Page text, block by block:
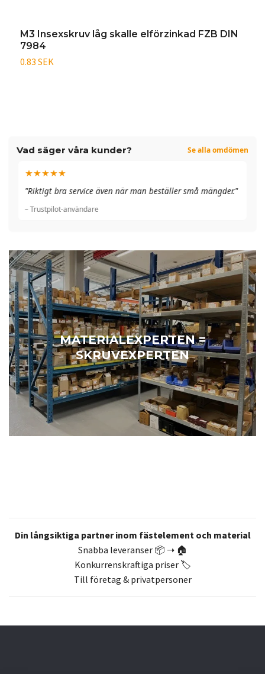
Vad säger våra kunder? Se alla omdömen
★★★★★
"Riktigt bra service även när man beställer små mängder."
– Trustpilot-användare
MATERIALEXPERTEN =
SKRUVEXPERTEN
Din långsiktiga partner inom fästelement och material
Snabba leveranser 📦 ➝ 🏠
Konkurrenskraftiga priser 🏷️
Till företag & privatpersoner
M3 Insexskruv låg skalle elförzinkad FZB DIN
7984
0.83 SEK